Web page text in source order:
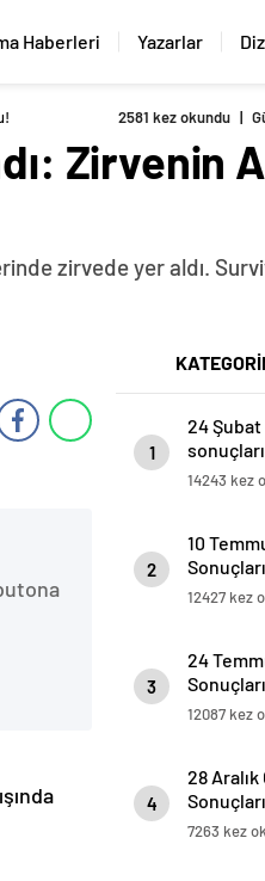
Haberleri Yazarlar
2581 kez okundu |
Zirvenin
zirvede yer aldı.
1
24
sonuçları
14243 kez
2
10
Sonuçları
12427 kez
3
24
12087 kez
4
28
Sonuçları
7263 kez